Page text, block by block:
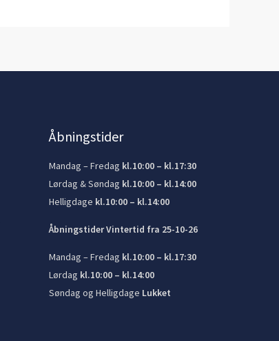
Åbningstider
Mandag – Fredag kl.10:00 – kl.17:30
Lørdag & Søndag kl.10:00 – kl.14:00
Helligdage kl.10:00 – kl.14:00
Åbningstider Vintertid fra 25-10-26
Mandag – Fredag kl.10:00 – kl.17:30
Lørdag kl.10:00 – kl.14:00
Søndag og Helligdage Lukket